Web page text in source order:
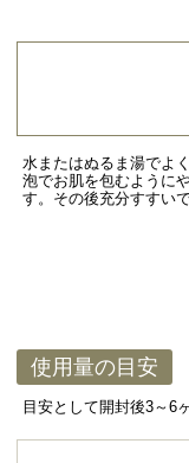
水またはぬるま湯でよ
泡でお肌を包むように
す。その後充分すすい
使用量の目安
目安として開封後3～6